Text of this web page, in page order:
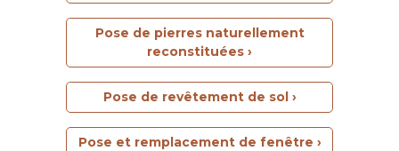
Pose de pierres naturellement
reconstituées ›
Pose de revêtement de sol ›
Pose et remplacement de fenêtre ›